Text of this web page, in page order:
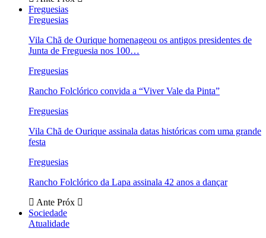
Freguesias
Freguesias
Vila Chã de Ourique homenageou os antigos presidentes de
Junta de Freguesia nos 100…
Freguesias
Rancho Folclórico convida a “Viver Vale da Pinta”
Freguesias
Vila Chã de Ourique assinala datas históricas com uma grande
festa
Freguesias
Rancho Folclórico da Lapa assinala 42 anos a dançar
Ante Próx
Sociedade
Atualidade